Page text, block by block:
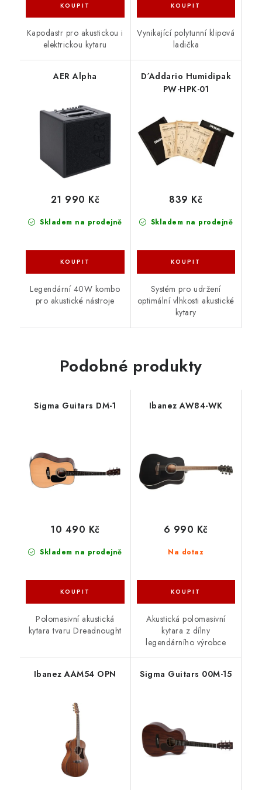
Kapodastr pro akustickou i
elektrickou kytaru
Vynikající polytunní klipová
ladička
AER Alpha
Skladem na prodejně
21 990 Kč
Legendární 40W kombo
pro akustické nástroje
D´Addario Humidipak
PW-HPK-01
Skladem na prodejně
839 Kč
Systém pro udržení
optimální vlhkosti akustické
kytary
Podobné produkty
Sigma Guitars DM-1
Skladem na prodejně
10 490 Kč
Polomasivní akustická
kytara tvaru Dreadnought
Ibanez AW84-WK
Na dotaz
6 990 Kč
Akustická polomasivní
kytara z dílny
legendárního výrobce
Ibanez AAM54 OPN Sigma Guitars 00M-15